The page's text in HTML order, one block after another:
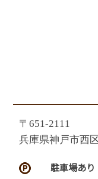
〒651-2111
兵庫県神戸市西
駐車場あり